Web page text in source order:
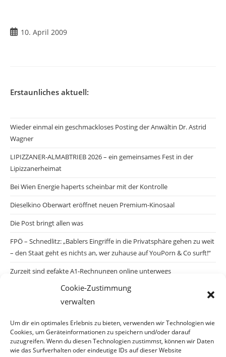
Cookie-Zustimmung
verwalten
Um dir ein optimales Erlebnis zu bieten, verwenden wir Technologien wie
Cookies, um Geräteinformationen zu speichern und/oder darauf
zuzugreifen. Wenn du diesen Technologien zustimmst, können wir Daten
wie das Surfverhalten oder eindeutige IDs auf dieser Website
Beitrag10. April 2009
Erstaunliches aktuell:
Wieder einmal ein geschmackloses Posting der Anwältin Dr. Astrid
Wagner
LIPIZZANER-ALMABTRIEB 2026 – ein gemeinsames Fest in der
Lipizzanerheimat
Bei Wien Energie haperts scheinbar mit der Kontrolle
Dieselkino Oberwart eröffnet neuen Premium-Kinosaal
Die Post bringt allen was
FPÖ – Schnedlitz: „Bablers Eingriffe in die Privatsphäre gehen zu weit
– den Staat geht es nichts an, wer zuhause auf YouPorn & Co surft!“
Zurzeit sind gefakte A1-Rechnungen online unterwegs
Salzburgs Juden und ihre Sicherheit: „Erst nach einem Anschlag wäre
die Gefahr endlich konkret!“
Biologisches Wunder in Ceuta
Ein vermeintliches Abschiebemärchen